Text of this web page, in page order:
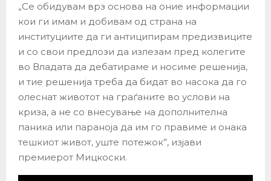
„Се обидувам врз основа на оние информации
кои ги имам и добивам од страна на
институциите да ги антиципирам предизвиците
и со свои предлози да излезам пред колегите
во Владата да дебатираме и носиме решенија,
и тие решенија треба да бидат во насока да го
олеснат животот на граѓаните во услови на
криза, а не со внесување на дополнителна
паника или параноја да им го правиме и онака
тешкиот живот, уште потежок”, изјави
премиерот Мицкоски.